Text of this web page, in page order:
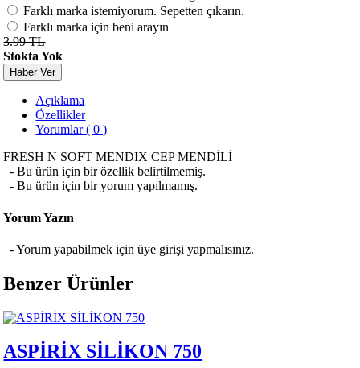
Farklı marka istemiyorum. Sepetten çıkarın.
Farklı marka için beni arayın
3.99 TL
Stokta Yok
Haber Ver
Açıklama
Özellikler
Yorumlar ( 0 )
FRESH N SOFT MENDIX CEP MENDİLİ
- Bu ürün için bir özellik belirtilmemiş.
- Bu ürün için bir yorum yapılmamış.
Yorum Yazın
- Yorum yapabilmek için üye girişi yapmalısınız.
Benzer Ürünler
ASPİRİX SİLİKON 750